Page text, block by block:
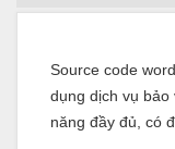
Source code
dụng dịch vụ
năng đầy đủ, có